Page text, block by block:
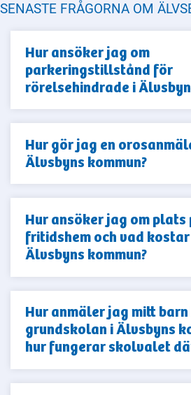
SENASTE FRÅGORNA OM
Hur ansöker jag om
parkeringstillstånd för
rörelsehindrade i
Hur gör jag en
Älvsbyns kommun?
Hur ansöker jag om plats
fritidshem och vad
Älvsbyns kommun?
Hur anmäler jag mitt
grundskolan i Älvsbyns
hur fungerar skolvalet